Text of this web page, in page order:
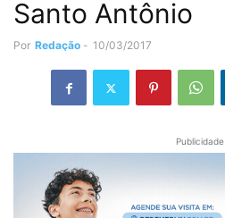
Santo Antônio
Por Redação - 10/03/2017
Publicidade